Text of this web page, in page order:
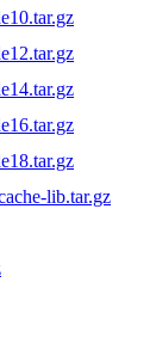
lib.tar.gz